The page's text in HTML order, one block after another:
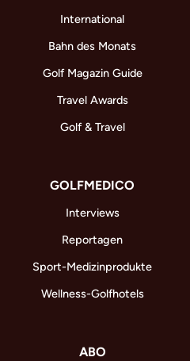
International
Bahn des Monats
Golf Magazin Guide
Travel Awards
Golf & Travel
GOLFMEDICO
Interviews
Reportagen
Sport-Medizinprodukte
Wellness-Golfhotels
ABO